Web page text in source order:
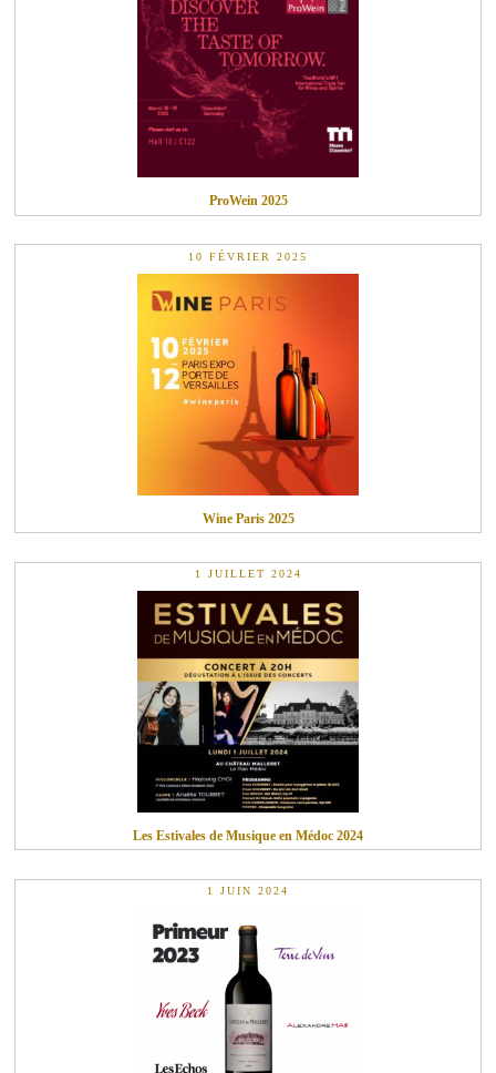
ProWein 2025
10 FÉVRIER 2025
Wine Paris 2025
1 JUILLET 2024
Les Estivales de Musique en Médoc 2024
1 JUIN 2024